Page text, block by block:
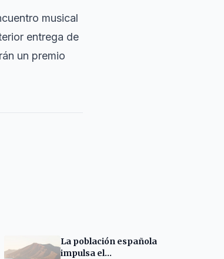
musical
entrega de
un premio
La población española
impulsa el